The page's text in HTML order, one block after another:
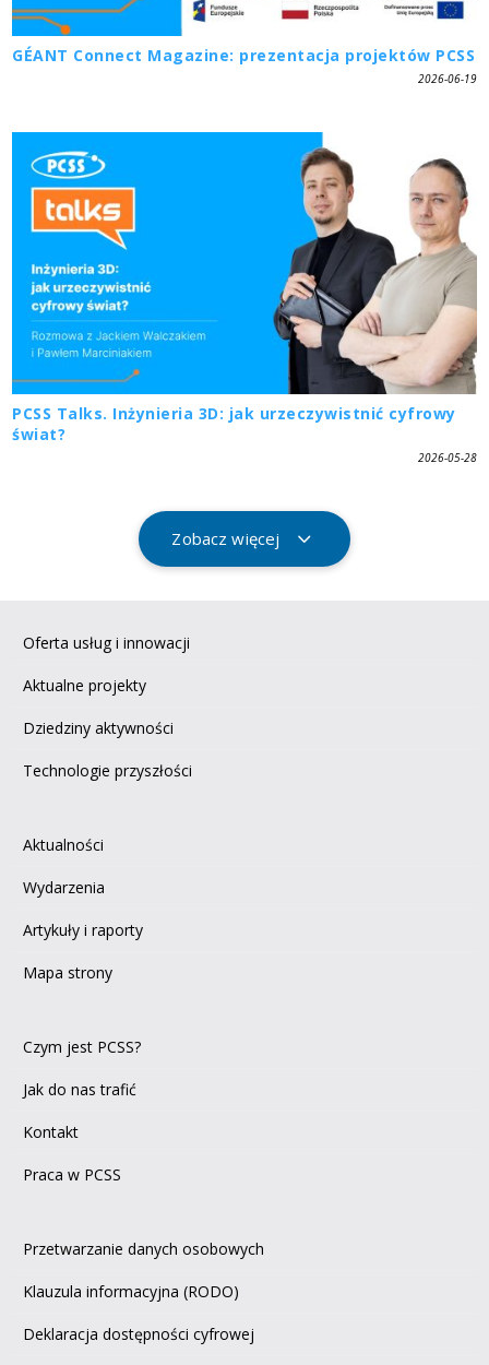
GÉANT Connect Magazine: prezentacja projektów PCSS
2026-06-19
PCSS Talks. Inżynieria 3D: jak urzeczywistnić cyfrowy
świat?
2026-05-28
Zobacz więcej
Oferta usług i innowacji
Aktualne projekty
Dziedziny aktywności
Technologie przyszłości
Aktualności
Wydarzenia
Artykuły i raporty
Mapa strony
Czym jest PCSS?
Jak do nas trafić
Kontakt
Praca w PCSS
Przetwarzanie danych osobowych
Klauzula informacyjna (RODO)
Deklaracja dostępności cyfrowej